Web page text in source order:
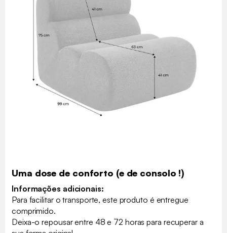
Uma dose de conforto (e de consolo !)
Informações adicionais:
Para facilitar o transporte, este produto é entregue
comprimido.
Deixa-o repousar entre 48 e 72 horas para recuperar a